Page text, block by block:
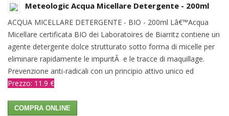
Meteologic Acqua Micellare Detergente - 200ml
ACQUA MICELLARE DETERGENTE - BIO - 200ml Lâ€™Acqua
Micellare certificata BIO dei Laboratoires de Biarritz contiene un
agente detergente dolce strutturato sotto forma di micelle per
eliminare rapidamente le impuritÃ e le tracce di maquillage.
Prevenzione anti-radicali con un principio attivo unico ed
Prezzo: 11.9 €
COMPRA ONLINE